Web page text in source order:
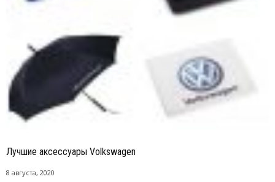
Лучшие аксессуары Volkswagen
8 августа, 2020